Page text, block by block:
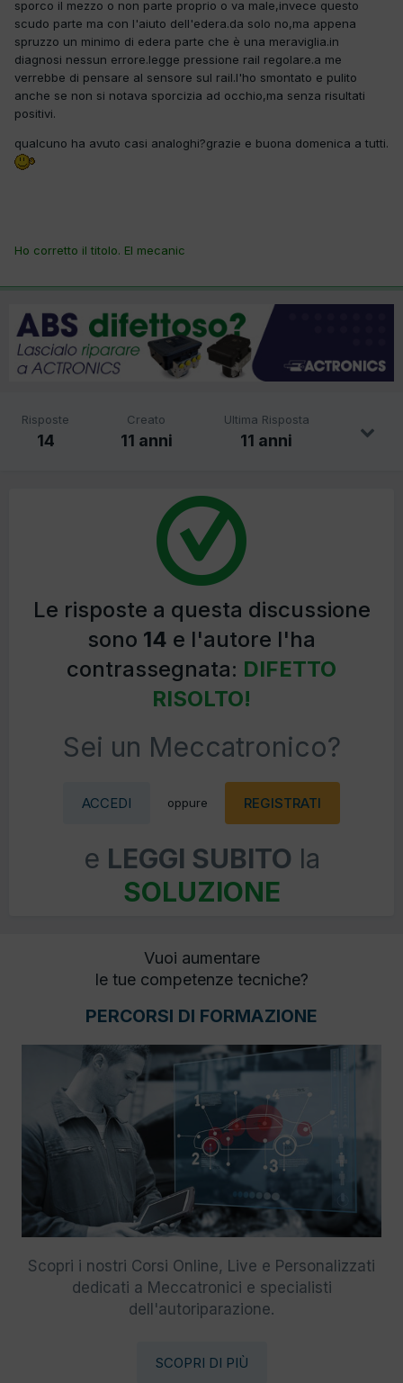
sporco il mezzo o non parte proprio o va male,invece questo
scudo parte ma con l'aiuto dell'edera.da solo no,ma appena
spruzzo un minimo di edera parte che è una meraviglia.in
diagnosi nessun errore.legge pressione rail regolare.a me
verrebbe di pensare al sensore sul rail.l'ho smontato e pulito
anche se non si notava sporcizia ad occhio,ma senza risultati
positivi.
qualcuno ha avuto casi analoghi?grazie e buona domenica a tutti.
Ho corretto il titolo. El mecanic
Risposte
14
Creato
11 anni
Ultima Risposta
11 anni
Le risposte a questa discussione
sono 14 e l'autore l'ha
contrassegnata: DIFETTO
RISOLTO!
Sei un Meccatronico?
ACCEDI oppure REGISTRATI
e LEGGI SUBITO la
SOLUZIONE
Vuoi aumentare
le tue competenze tecniche?
PERCORSI DI FORMAZIONE
Scopri i nostri Corsi Online, Live e Personalizzati
dedicati a Meccatronici e specialisti
dell'autoriparazione.
SCOPRI DI PIÙ